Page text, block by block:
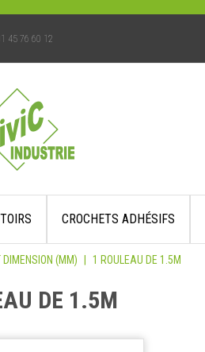
45 76 60 12
CROCHETS ADHÉSIFS
DIMENSION (MM) 1 ROULEAU DE 1.5M
DE 1.5M